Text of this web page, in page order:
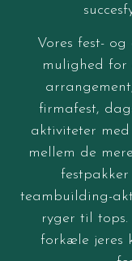
Vores fest-
mulighed for
firmafest,
aktiviteter
mellem de
teambuilding-
ryger til
forkæle jeres